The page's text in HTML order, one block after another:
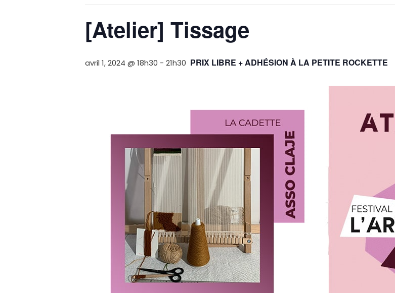
[Atelier] Tissage
avril 1, 2024 @ 18h30 - 21h30 PRIX LIBRE + ADHÉSION À LA PETITE ROCKETTE